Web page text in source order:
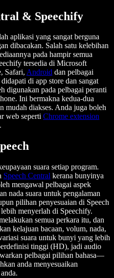
& Speechify
aplikasi yang sangat berguna
dibacakan. Salah satu kelebihan
pada hampir semua
tersedia di Microsoft
Safari, Android dan pelbagai
di app store dan sangat
digunakan pada pelbagai peranti
Ini bermakna kedua-dua
mudah diakses. Anda juga boleh
web seperti Chrome extension
suara setiap program.
Speech Central kerana bunyinya
mengawal pelbagai aspek
nada suara untuk pengalaman
pilihan penyesuaian di Speech
menyerlah di Speechify.
semua perkara itu, dan
kelajuan bacaan, volum, nada,
suara untuk bunyi yang lebih
tinggi (HD), jadi audio
pelbagai pilihan bahasa—
anda menyesuaikan